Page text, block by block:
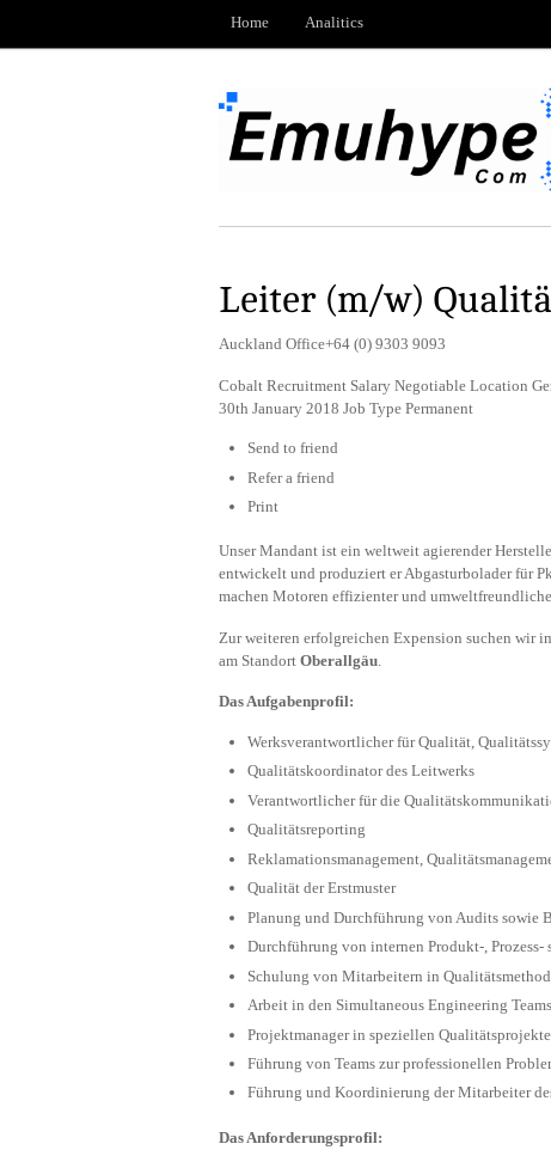
Home Analitics
Leiter (m/w)
Auckland Office+64 (0) 9303 9093
Cobalt Recruitment Salary Negotiable Location
30th January 2018 Job Type Permanent
Send to friend
Refer a friend
Print
Unser Mandant ist ein weltweit agierender
entwickelt und produziert er Abgasturbolader für
machen Motoren effizienter und
Zur weiteren erfolgreichen Expension suchen wir
am Standort Oberallgäu
Das Aufgabenprofil:
Werksverantwortlicher für Qualität,
Qualitätskoordinator des Leitwerks
Verantwortlicher für die
Qualitätsreporting
Reklamationsmanagement,
Qualität der Erstmuster
Planung und Durchführung von Audits sowie
Durchführung von internen Produkt-, Prozess-
Schulung von Mitarbeitern in
Arbeit in den Simultaneous Engineering Teams
Projektmanager in speziellen
Führung von Teams zur professionellen
Führung und Koordinierung der Mitarbeiter
Das Anforderungsprofil: